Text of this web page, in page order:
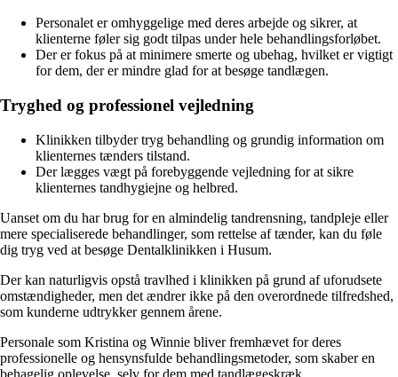
Personalet er omhyggelige med deres arbejde og sikrer, at
klienterne føler sig godt tilpas under hele behandlingsforløbet.
Der er fokus på at minimere smerte og ubehag, hvilket er vigtigt
for dem, der er mindre glad for at besøge tandlægen.
Tryghed og professionel vejledning
Klinikken tilbyder tryg behandling og grundig information om
klienternes tænders tilstand.
Der lægges vægt på forebyggende vejledning for at sikre
klienternes tandhygiejne og helbred.
Uanset om du har brug for en almindelig tandrensning, tandpleje eller
mere specialiserede behandlinger, som rettelse af tænder, kan du føle
dig tryg ved at besøge Dentalklinikken i Husum.
Der kan naturligvis opstå travlhed i klinikken på grund af uforudsete
omstændigheder, men det ændrer ikke på den overordnede tilfredshed,
som kunderne udtrykker gennem årene.
Personale som Kristina og Winnie bliver fremhævet for deres
professionelle og hensynsfulde behandlingsmetoder, som skaber en
behagelig oplevelse, selv for dem med tandlægeskræk.